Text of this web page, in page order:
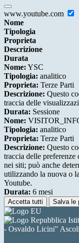
www.youtube.com
Nome
Tipologia
Proprieta
Descrizione
Durata
Nome: YSC
Tipologia: analitico
Proprieta: Terze Parti
Descrizione: Questo
traccia delle
Durata: Sessione
Nome:
Tipologia: analitico
Proprieta: Terze Parti
Descrizione: Questo
traccia delle
nei siti; può anche
utilizzando la nuova o
Youtube.
Durata: 6 mesi
Accetta tutti Salva le
- Osvaldo Licini"